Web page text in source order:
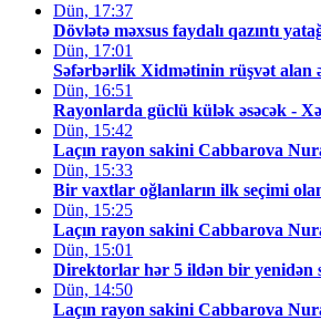
Dün, 17:37
Dövlətə məxsus faydalı qazıntı
Dün, 17:01
Səfərbərlik Xidmətinin rüşvət alan
Dün, 16:51
Rayonlarda güclü külək əsəcək -
Dün, 15:42
Laçın rayon sakini Cabbarova
Dün, 15:33
Bir vaxtlar oğlanların ilk seçimi
Dün, 15:25
Laçın rayon sakini Cabbarova
Dün, 15:01
Direktorlar hər 5 ildən bir
Dün, 14:50
Laçın rayon sakini Cabbarova